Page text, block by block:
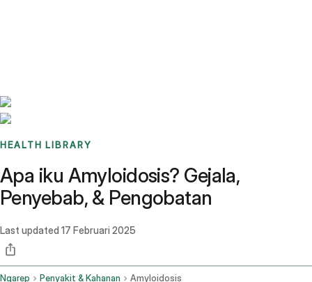
HEALTH LIBRARY
Apa iku Amyloidosis? Gejala,
Penyebab, & Pengobatan
Last updated 17 Februari 2025
Ngarep Penyakit & Kahanan Amyloidosis